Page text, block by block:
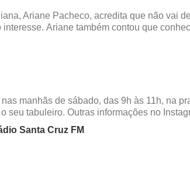
Ariane Pacheco, acredita que não vai
interesse. Ariane também contou que
manhãs de sábado, das 9h às 11h, na
seu tabuleiro. Outras informações no
Santa Cruz FM